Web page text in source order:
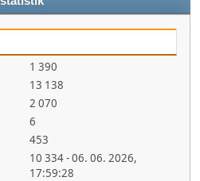
1 390
13 138
2 070
6
453
10 334 - 06. 06. 2026,
17:59:28